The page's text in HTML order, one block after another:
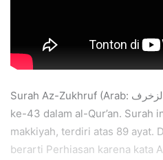
Surah Az-Zukhruf (Arab: الزخرف, “Perhiasan”) adalah surah
ke-43 dalam al-Qur’an. Surah
makkiyah, terdiri atas 89 ayat.
berarti Perhiasan karena kata